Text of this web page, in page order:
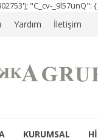
"C_cv-
Yardım İletişim
KURUMSAL